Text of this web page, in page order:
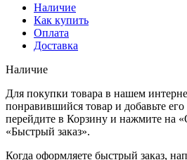
Наличие
Как купить
Оплата
Доставка
Наличие
Для покупки товара в нашем
понравившийся товар и добавьте его
перейдите в Корзину и нажмите на
«Быстрый заказ».
Когда оформляете быстрый заказ,